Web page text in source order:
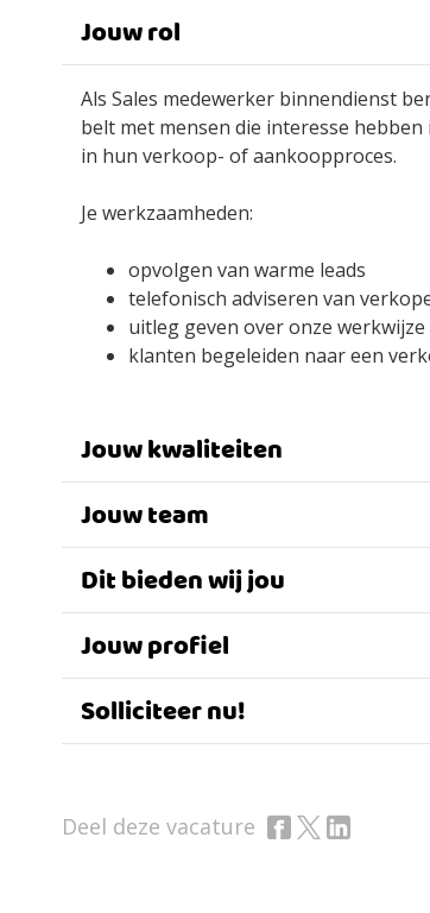
Jouw rol
Als Sales medewerker binnendienst
belt met mensen die interesse
in hun verkoop- of aankoopproces.
Je werkzaamheden:
opvolgen van warme leads
telefonisch adviseren van
uitleg geven over onze werkwijze
klanten begeleiden naar een
Jouw kwaliteiten
Jouw team
Dit bieden wij jou
Jouw profiel
Solliciteer nu!
Deel deze vacature